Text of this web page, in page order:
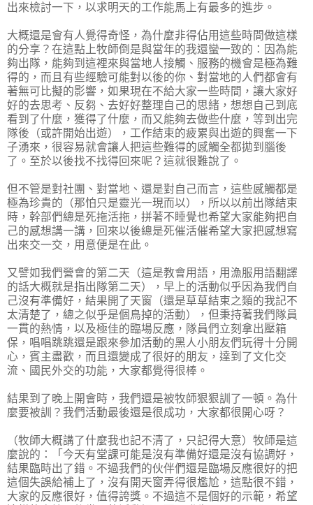
出來檢討一下，以求明天的工作能馬上有最多的進步。
大概還是會有人覺得奇怪，為什麼非得佔用這些時間做這樣
的分享？在這點上牧師倒是與當年的我還蠻一致的：因為能
夠出隊，能夠到這裡來與當地人接觸、服務的機會是極為難
得的，而且有些經驗可能對以後的你、對當地的人們都會有
著無可比擬的影響，如果現在不給大家一些時間，讓大家好
好的去思考、反芻、去好好整理自己的思緒，想想自己到底
看到了什麼，獲得了什麼，而又能夠去做些什麼，等到出完
隊後（或許開始出遊），工作結束的疲累與出遊的興奮一下
子湧來，很容易就會讓人把這些難得的感觸全都拋到腦後
了。至於以後找不找得回來呢？這就很難說了。
但不管是對社團、對當地、還是對自己而言，這些感觸都是
極為珍貴的（那怕只是靈光一現而以），所以以前出隊結束
時，幹部們總是死拖活拖，拼著不睡覺也希望大家能夠把自
己的感想講一講，回來以後總是死催活催希望大家把感想寫
出來交一交，用意便是在此。
又譬如我們營會的第二天（這是教會用語，用漁服用語翻譯
的話大概就是指出隊第二天），早上的活動似乎因為我們自
己沒有準備好，結果開了天窗（還是草草結束之類的我記不
太清楚了，總之似乎是個鳥掉的活動），但秉持著我們隊員
一貫的熱情，以及極佳的臨場反應，隊員們立刻拿出壓箱
保，唱唱跳跳還是跟來參加活動的黑人小朋友們玩得十分開
心，賓主盡歡，而且還變成了很好的朋友，達到了文化交
流、國民外交的功能，大家都覺得很棒。
結果到了晚上開會時，我們還是被牧師狠狠訓了一頓。為什
麼要被訓？我們活動最後還是很成功，大家都很開心呀？
（牧師大概講了什麼我也記不清了，只記得大意）牧師是這
麼說的：「今天有堂課可能是沒有準備好還是沒有協調好，
結果臨時出了錯。不過我們的伙伴們還是臨場反應很好的把
這個失誤給補上了，沒有開天窗弄得很尷尬，這點很不錯，
大家的反應很好，值得誇獎。不過這不是個好的示範，希望